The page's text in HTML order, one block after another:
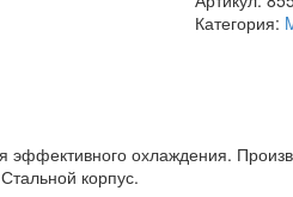
Категория:
охлаждения.
корпус.